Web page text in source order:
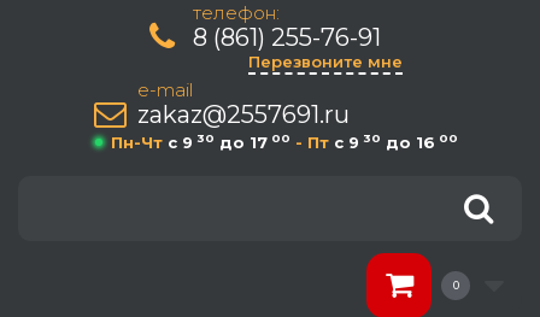
телефон:
8 (861) 255-76-91
Перезвоните мне
e-mail
zakaz@2557691.ru
Пн-Чт c 9 30 до 17 00 - Пт c 9 30 до 16 00
0